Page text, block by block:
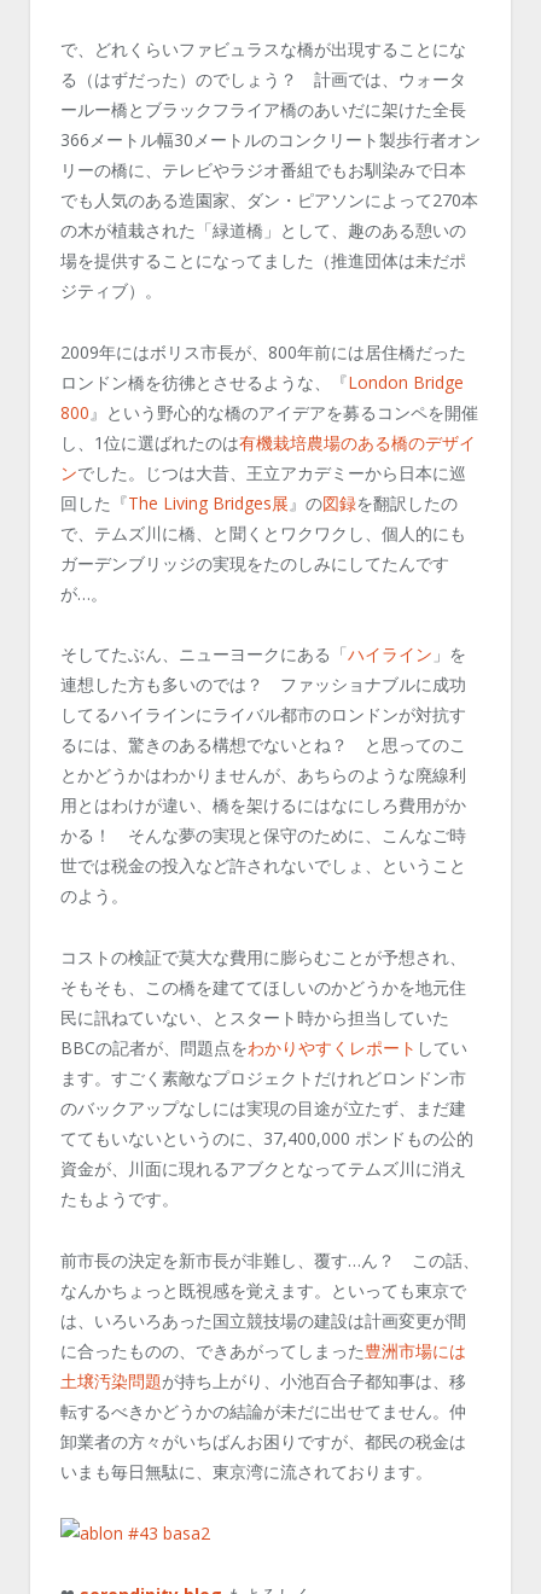
で、どれくらいファビュラスな橋が出現することにな
る（はずだった）のでしょう？ 計画では、ウォータ
ールー橋とブラックフライア橋のあいだに架けた全長
366メートル幅30メートルのコンクリート製歩行者オン
リーの橋に、テレビやラジオ番組でもお馴染みで日本
でも人気のある造園家、ダン・ピアソンによって270本
の木が植栽された「緑道橋」として、趣のある憩いの
場を提供することになってました（推進団体は未だポ
ジティブ）。
2009年にはボリス市長が、800年前には居住橋だった
ロンドン橋を彷彿とさせるような、『London Bridge
800 』という野心的な橋のアイデアを募るコンペを開催
し、1位に選ばれたのは有機栽培農場のある橋のデザイ
ンでした。じつは大昔、王立アカデミーから日本に巡
回した『The Living Bridges展 』の図録を翻訳したの
で、テムズ川に橋、と聞くとワクワクし、個人的にも
ガーデンブリッジの実現をたのしみにしてたんです
が…。
そしてたぶん、ニューヨークにある「ハイライン 」を
連想した方も多いのでは？ ファッショナブルに成功
してるハイラインにライバル都市のロンドンが対抗す
るには、驚きのある構想でないとね？ と思ってのこ
とかどうかはわかりませんが、あちらのような廃線利
用とはわけが違い、橋を架けるにはなにしろ費用がか
かる！ そんな夢の実現と保守のために、こんなご時
世では税金の投入など許されないでしょ、ということ
のよう。
コストの検証で莫大な費用に膨らむことが予想され、
そもそも、この橋を建ててほしいのかどうかを地元住
民に訊ねていない、とスタート時から担当していた
BBCの記者が、問題点をわかりやすくレポート してい
ます。すごく素敵なプロジェクトだけれどロンドン市
のバックアップなしには実現の目途が立たず、まだ建
ててもいないというのに、37,400,000 ポンドもの公的
資金が、川面に現れるアブクとなってテムズ川に消え
たもようです。
前市長の決定を新市長が非難し、覆す…ん？ この話、
なんかちょっと既視感を覚えます。といっても東京で
は、いろいろあった国立競技場の建設は計画変更が間
に合ったものの、できあがってしまった豊洲市場には
土壌汚染問題が持ち上がり、小池百合子都知事は、移
転するべきかどうかの結論が未だに出せてません。仲
卸業者の方々がいちばんお困りですが、都民の税金は
いまも毎日無駄に、東京湾に流されております。